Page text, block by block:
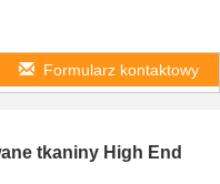
Formularz kontaktowy
tkaniny High End